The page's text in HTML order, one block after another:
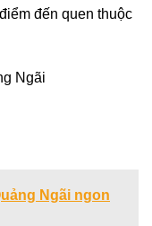
đến quen thuộc
Ngãi
Ngãi ngon